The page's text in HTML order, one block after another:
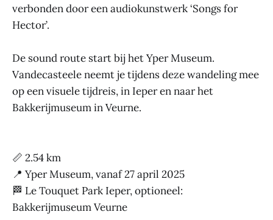
verbonden door een audiokunstwerk ‘Songs for
Hector’.
De sound route start bij het Yper Museum.
Vandecasteele neemt je tijdens deze wandeling mee
op een visuele tijdreis, in Ieper en naar het
Bakkerijmuseum in Veurne.
📏 2.54 km
📍 Yper Museum, vanaf 27 april 2025
🏁 Le Touquet Park Ieper, optioneel:
Bakkerijmuseum Veurne